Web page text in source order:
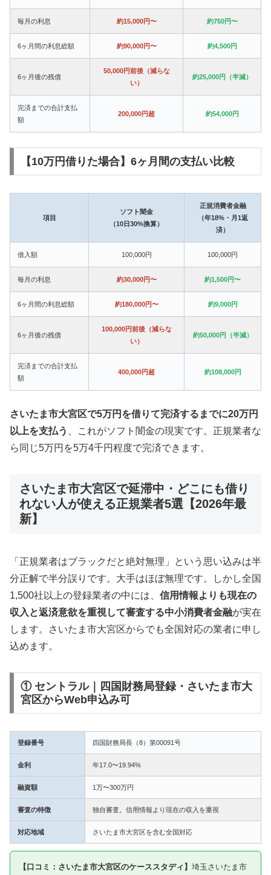
毎月の利息 約15,000円〜 約750円〜
6ヶ月間の利息総額 約90,000円〜 約4,500円
6ヶ月後の残債
50,000円前後（減らな
い）
約25,000円（半減）
完済までの合計支払
額
200,000円超 約54,000円
【10万円借りた場合】6ヶ月間の支払い比較
項目
ソフト闇金
（10日30%換算）
正規消費者金融
（年18%・月1返
済）
借入額 100,000円 100,000円
毎月の利息 約30,000円〜 約1,500円〜
6ヶ月間の利息総額 約180,000円〜 約9,000円
6ヶ月後の残債
100,000円前後（減らな
い）
約50,000円（半減）
完済までの合計支払
額
400,000円超 約108,000円
さいたま市大宮区で5万円を借りて完済するまでに20万円
以上を支払う
、これがソフト闇金の現実です。正規業者な
ら同じ5万円を5万4千円程度で完済できます。
さいたま市大宮区で延滞中・どこにも借り
れない人が使える正規業者5選【2026年最
新】
「正規業者はブラックだと絶対無理」という思い込みは半
分正解で半分誤りです。大手はほぼ無理です。しかし全国
1,500社以上の登録業者の中には、 信用情報よりも現在の
収入と返済意欲を重視して審査する中小消費者金融が実在
します。さいたま市大宮区からでも全国対応の業者に申し
込めます。
① セントラル｜四国財務局登録・さいたま市大
宮区からWeb申込み可
登録番号 四国財務局長（8）第00091号
金利 年17.0〜19.94%
融資額 1万〜300万円
審査の特徴 独自審査。信用情報より現在の収入を重視
対応地域 さいたま市大宮区を含む全国対応
【口コミ：さいたま市大宮区のケーススタディ】 埼玉さいたま市